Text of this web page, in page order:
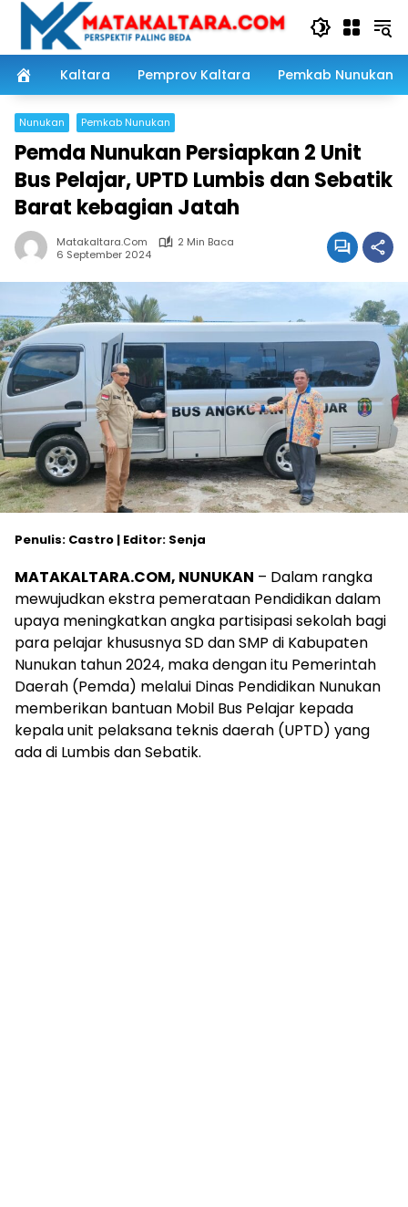
Langsung
konten
Kaltara
Pemprov Kaltara Pemkab Nunukan
Nunukan Pemkab Nunukan
Pemda Nunukan Persiapkan 2 Unit
Bus Pelajar, UPTD Lumbis dan Sebatik
Barat kebagian Jatah
Matakaltara.com
2 Min Baca
6 September 2024
Penulis: Castro | Editor: Senja
MATAKALTARA.COM, NUNUKAN – Dalam rangka
mewujudkan ekstra pemerataan Pendidikan dalam
upaya meningkatkan angka partisipasi sekolah bagi
para pelajar khususnya SD dan SMP di Kabupaten
Nunukan tahun 2024, maka dengan itu Pemerintah
Daerah (Pemda) melalui Dinas Pendidikan Nunukan
memberikan bantuan Mobil Bus Pelajar kepada
kepala unit pelaksana teknis daerah (UPTD) yang
ada di Lumbis dan Sebatik.